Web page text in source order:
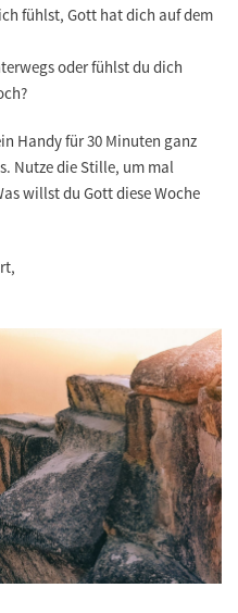
fühlst, Gott hat dich auf dem
oder fühlst du dich
Handy für 30 Minuten ganz
Nutze die Stille, um mal
willst du Gott diese Woche